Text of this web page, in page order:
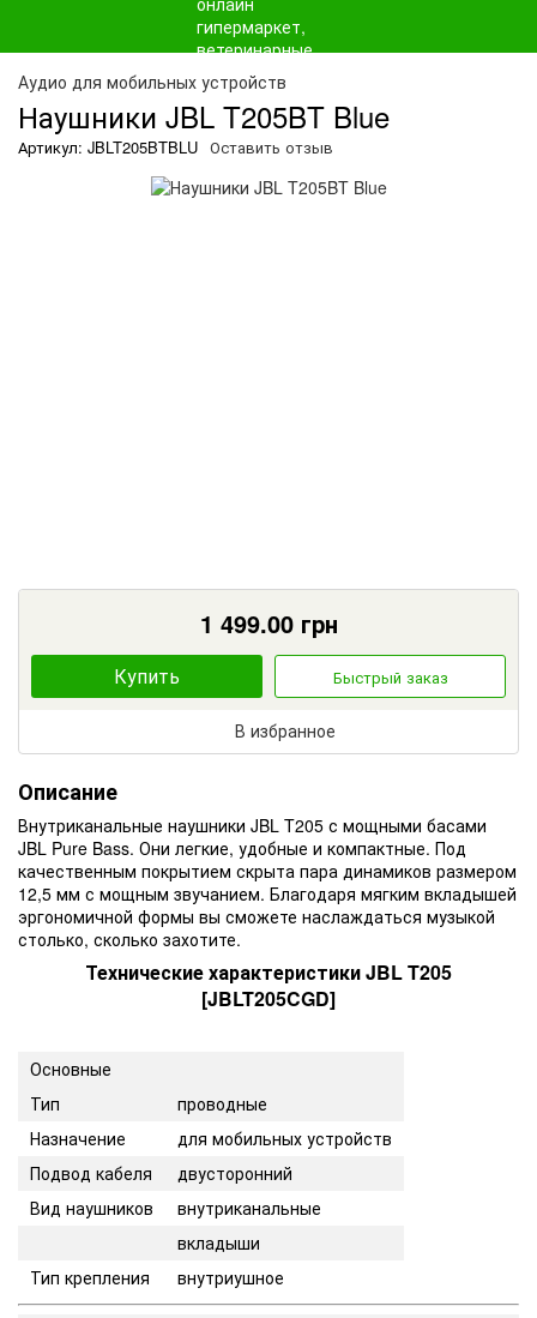
Аудио для мобильных устройств
Наушники JBL T205BT Blue
Артикул: JBLT205BTBLU Оставить отзыв
1 499.00грн
Купить Быстрый заказ
В избранное
Описание
Внутриканальные наушники JBL T205 с мощными басами
JBL Pure Bass. Они легкие, удобные и компактные. Под
качественным покрытием скрыта пара динамиков размером
12,5 мм с мощным звучанием. Благодаря мягким вкладышей
эргономичной формы вы сможете наслаждаться музыкой
столько, сколько захотите.
Технические характеристики JBL T205
[JBLT205CGD]
Основные
Тип
проводные
Назначение
для мобильных устройств
Подвод кабеля
двусторонний
Вид наушников
внутриканальные
вкладыши
Тип крепления
внутриушное